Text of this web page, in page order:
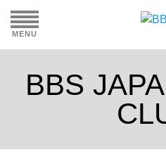
MENU
BBS